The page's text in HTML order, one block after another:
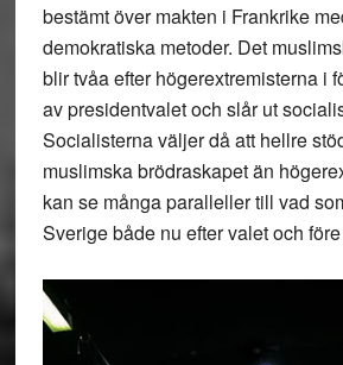
bestämt över makten i Frankrike
demokratiska metoder. Det
blir tvåa efter högerextremisterna i
av presidentvalet och slår ut
Socialisterna väljer då att hellre
muslimska brödraskapet än
kan se många paralleller till vad
Sverige både nu efter valet och